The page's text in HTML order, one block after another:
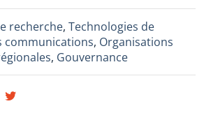
recherche, Technologies de
communications, Organisations
, Gouvernance